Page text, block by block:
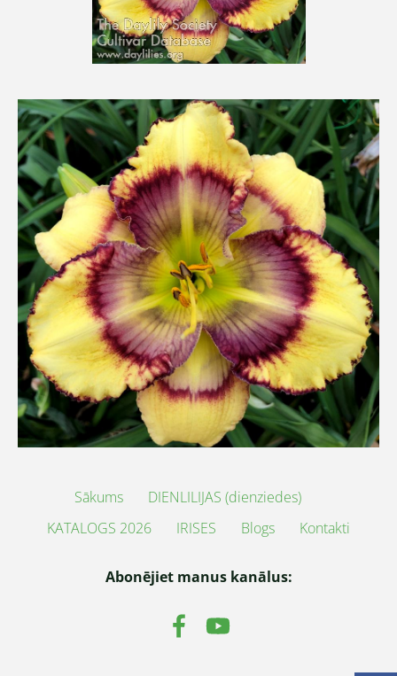
Sākums
DIENLILIJAS (dienziedes)
KATALOGS 2026
IRISES Blogs Kontakti
Abonējiet manus kanālus: